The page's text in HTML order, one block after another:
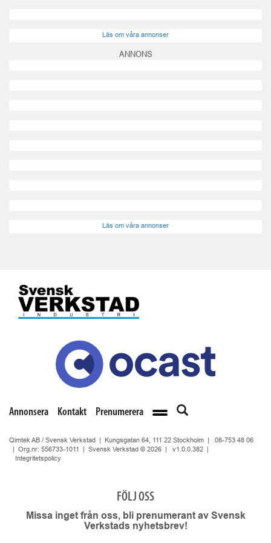
Läs om våra annonser
ANNONS
Läs om våra annonser
Annonsera Kontakt Prenumerera
Qimtek AB / Svensk Verkstad | Kungsgatan 64, 111 22 Stockholm | 08-753 48 06
| Org.nr: 556733-1011 | Svensk Verkstad © 2026 | v1.0.0.382
Integritetspolicy
FÖLJ OSS
Missa inget från oss, bli prenumerant av Svensk
Verkstads nyhetsbrev!